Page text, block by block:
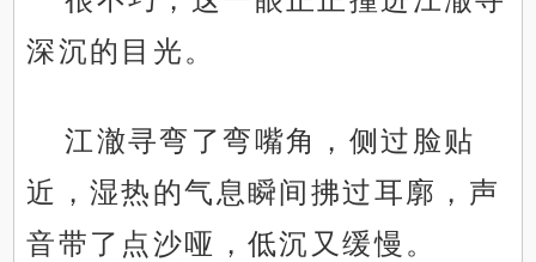
深沉的目光。
江澈寻弯了弯嘴角，侧过脸贴
近，湿热的气息瞬间拂过耳廓，声
音带了点沙哑，低沉又缓慢。